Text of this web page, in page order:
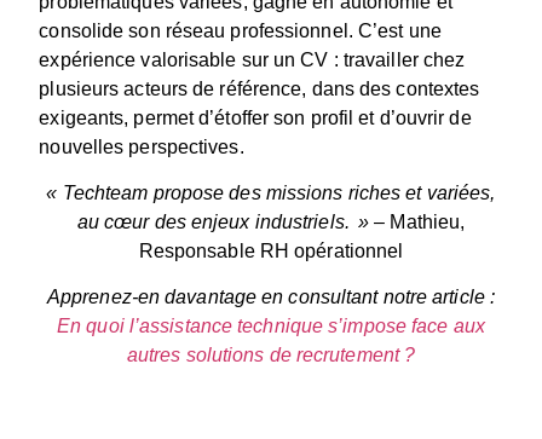
consolide son réseau professionnel. C’est une
expérience valorisable sur un CV : travailler chez
plusieurs acteurs de référence, dans des contextes
exigeants, permet d’étoffer son profil et d’ouvrir de
nouvelles perspectives.
« Techteam propose des missions riches et variées,
au cœur des enjeux industriels. »– Mathieu,
Responsable RH opérationnel
Apprenez-en davantage en consultant notre article :
En quoi l’assistance technique s’impose face aux
autres solutions de recrutement ?